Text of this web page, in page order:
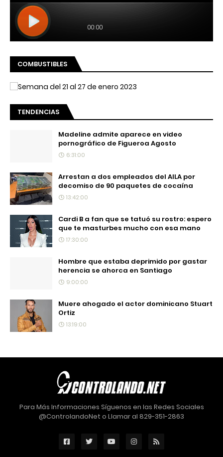
COMBUSTIBLES
TENDENCIAS
Madeline admite aparece en video
pornográfico de Figueroa Agosto
6:31:00
Arrestan a dos empleados del AILA por
decomiso de 90 paquetes de cocaína
13:42:00
Cardi B a fan que se tatuó su rostro: espero
que te masturbes mucho con esa mano
17:30:00
Hombre que estaba deprimido por gastar
herencia se ahorca en Santiago
9:00:00
Muere ahogado el actor dominicano Stuart
Ortiz
13:19:00
Para Más Informaciones Síguenos en las Redes Sociales
@ControlandoNet o Llamar al 829-351-2863